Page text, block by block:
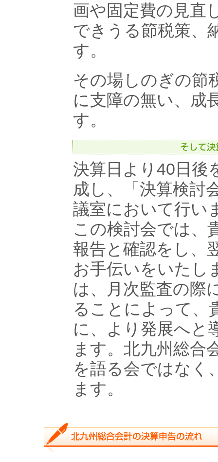
画や固定費の見直
できうる節税策、
す。
その場しのぎの節
に支障の無い、成
す。
決算日より40日後
成し、「決算検討
議室において行い
この検討会では、
報告と確認をし、
お手伝いをいたし
は、月次監査の際
ることによって、
に、より発展へと
ます。北九州総合
を語る会ではなく
ます。